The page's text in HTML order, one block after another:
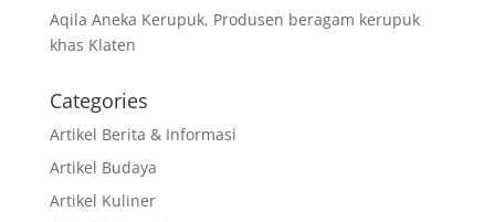
Aqila Aneka Kerupuk, Produsen beragam kerupuk
khas Klaten
Categories
Artikel Berita & Informasi
Artikel Budaya
Artikel Kuliner